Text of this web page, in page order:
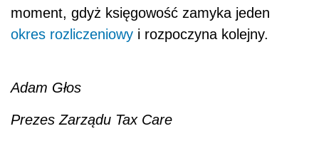
moment, gdyż księgowość zamyka jeden
okres rozliczeniowy i rozpoczyna kolejny.
Adam Głos
Prezes Zarządu Tax Care